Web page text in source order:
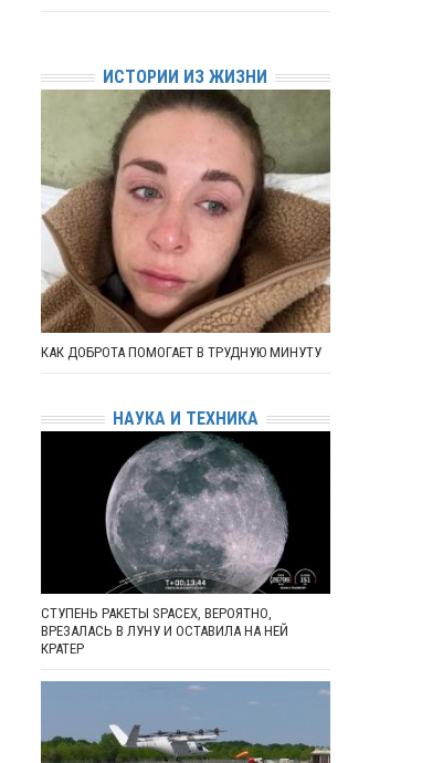
ИСТОРИИ ИЗ ЖИЗНИ
КАК ДОБРОТА ПОМОГАЕТ В ТРУДНУЮ МИНУТУ
НАУКА И ТЕХНИКА
СТУПЕНЬ РАКЕТЫ SPACEX, ВЕРОЯТНО,
ВРЕЗАЛАСЬ В ЛУНУ И ОСТАВИЛА НА НЕЙ
КРАТЕР